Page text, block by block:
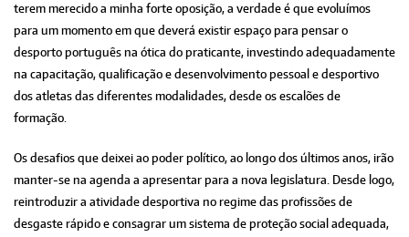
terem merecido a minha forte oposição, a verdade é que evoluímos
para um momento em que deverá existir espaço para pensar o
desporto português na ótica do praticante, investindo adequadamente
na capacitação, qualificação e desenvolvimento pessoal e desportivo
dos atletas das diferentes modalidades, desde os escalões de
formação.
Os desafios que deixei ao poder político, ao longo dos últimos anos, irão
manter-se na agenda a apresentar para a nova legislatura. Desde logo,
reintroduzir a atividade desportiva no regime das profissões de
desgaste rápido e consagrar um sistema de proteção social adequada,